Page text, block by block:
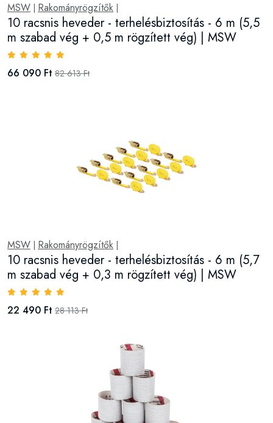
MSW Rakományrögzítők
10 racsnis heveder - terhelésbiztosítás - 6 m (5,5
m szabad vég + 0,5 m rögzített vég) | MSW
66 090 Ft 82 613 Ft
MSW Rakományrögzítők
10 racsnis heveder - terhelésbiztosítás - 6 m (5,7
m szabad vég + 0,3 m rögzített vég) | MSW
22 490 Ft 28 113 Ft